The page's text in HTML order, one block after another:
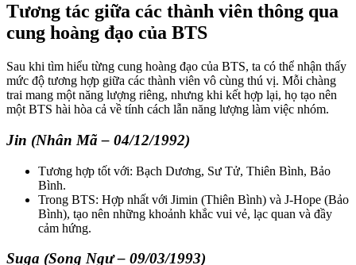
Tương tác giữa các thành viên thông qua
cung hoàng đạo của BTS
Sau khi tìm hiểu từng cung hoàng đạo của BTS, ta có thể nhận thấy
mức độ tương hợp giữa các thành viên vô cùng thú vị. Mỗi chàng
trai mang một năng lượng riêng, nhưng khi kết hợp lại, họ tạo nên
một BTS hài hòa cả về tính cách lẫn năng lượng làm việc nhóm.
Jin (Nhân Mã – 04/12/1992)
Tương hợp tốt với: Bạch Dương, Sư Tử, Thiên Bình, Bảo
Bình.
Trong BTS: Hợp nhất với Jimin (Thiên Bình) và J-Hope (Bảo
Bình), tạo nên những khoảnh khắc vui vẻ, lạc quan và đầy
cảm hứng.
Suga (Song Ngư – 09/03/1993)